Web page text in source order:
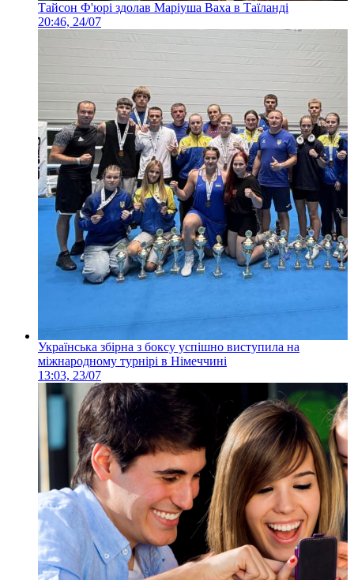
Тайсон Ф'юрі здолав Маріуша Ваха в Таїланді
20:46, 24/07
Українська збірна з боксу успішно виступила на
міжнародному турнірі в Німеччині
13:03, 23/07